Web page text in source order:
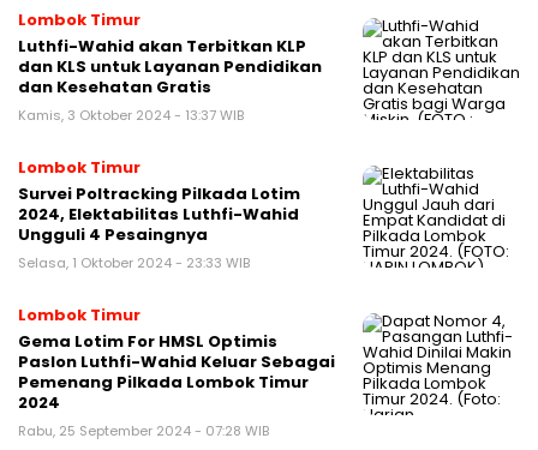
Lombok Timur
Luthfi-Wahid akan Terbitkan KLP
dan KLS untuk Layanan Pendidikan
dan Kesehatan Gratis
Kamis, 3 Oktober 2024 - 13:37 WIB
Lombok Timur
Survei Poltracking Pilkada Lotim
2024, Elektabilitas Luthfi-Wahid
Ungguli 4 Pesaingnya
Selasa, 1 Oktober 2024 - 23:33 WIB
Lombok Timur
Gema Lotim For HMSL Optimis
Paslon Luthfi-Wahid Keluar Sebagai
Pemenang Pilkada Lombok Timur
2024
Rabu, 25 September 2024 - 07:28 WIB